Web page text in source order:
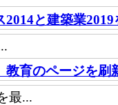
2014と建築業2019
教育のページを刷
最...